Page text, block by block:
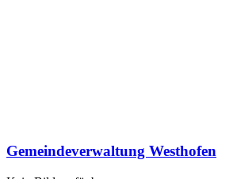
Gemeindeverwaltung Westhofen